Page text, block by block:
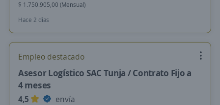
$ 1.750.905,00 (Mensual)
Hace 2 días
Empleo destacado
Asesor Logístico SAC Tunja / Contrato Fijo a
4 meses
4,5
envía